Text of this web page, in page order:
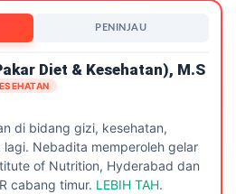
PENINJAU
Diet & Kesehatan), M.S
di bidang gizi, kesehatan,
Nebadita memperoleh gelar
of Nutrition, Hyderabad dan
cabang timur. LEBIH TAH.